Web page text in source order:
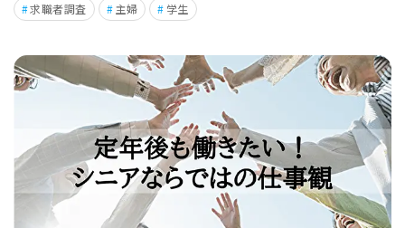
求職者調査 主婦 学生